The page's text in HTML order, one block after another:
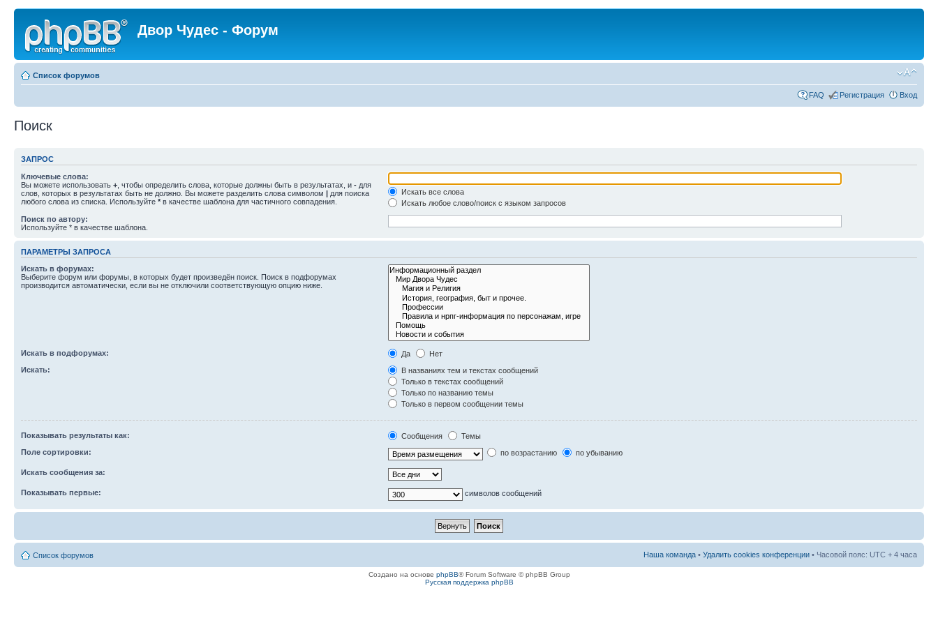
Двор Чудес - Форум
Список форумов
FAQ Регистрация Вход
Поиск
ЗАПРОС
Ключевые слова:
Вы можете использовать + , чтобы определить слова, которые должны быть в результатах, и - для
слов, которых в результатах быть не должно. Вы можете разделить слова символом | для поиска
любого слова из списка. Используйте * в качестве шаблона для частичного совпадения.
Искать все слова
Искать любое слово/поиск с языком запросов
Поиск по автору:
Используйте * в качестве шаблона.
ПАРАМЕТРЫ ЗАПРОСА
Искать в форумах:
Выберите форум или форумы, в которых будет произведён поиск. Поиск в подфорумах
производится автоматически, если вы не отключили соответствующую опцию ниже.
Искать в подфорумах: Да
Нет
Искать:
В названиях тем и текстах сообщений
Только в текстах сообщений
Только по названию темы
Только в первом сообщении темы
Показывать результаты как: Сообщения
Темы
Поле сортировки:
по возрастанию по убыванию
Искать сообщения за:
Показывать первые: символов сообщений
Список форумов Наша команда • Удалить cookies конференции • Часовой пояс: UTC + 4 часа
Создано на основе phpBB® Forum Software © phpBB Group
Русская поддержка phpBB